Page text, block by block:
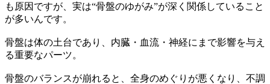
も原因ですが、実は“骨盤のゆがみ”が深く関係していること
が多いんです。
骨盤は体の土台であり、内臓・血流・神経にまで影響を与え
る重要なパーツ。
骨盤のバランスが崩れると、全身のめぐりが悪くなり、不調